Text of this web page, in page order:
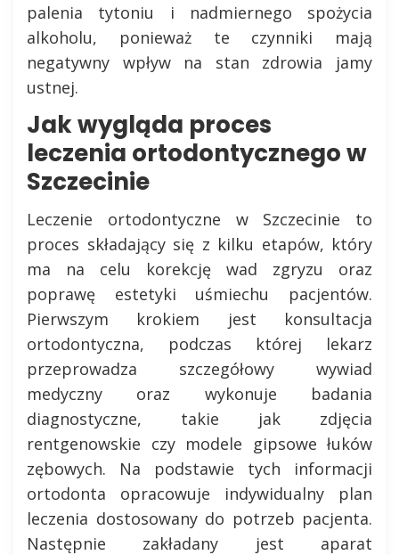
palenia tytoniu i nadmiernego spożycia
alkoholu, ponieważ te czynniki mają
negatywny wpływ na stan zdrowia jamy
ustnej.
Jak wygląda proces
leczenia ortodontycznego w
Szczecinie
Leczenie ortodontyczne w Szczecinie to
proces składający się z kilku etapów, który
ma na celu korekcję wad zgryzu oraz
poprawę estetyki uśmiechu pacjentów.
Pierwszym krokiem jest konsultacja
ortodontyczna, podczas której lekarz
przeprowadza szczegółowy wywiad
medyczny oraz wykonuje badania
diagnostyczne, takie jak zdjęcia
rentgenowskie czy modele gipsowe łuków
zębowych. Na podstawie tych informacji
ortodonta opracowuje indywidualny plan
leczenia dostosowany do potrzeb pacjenta.
Następnie zakładany jest aparat